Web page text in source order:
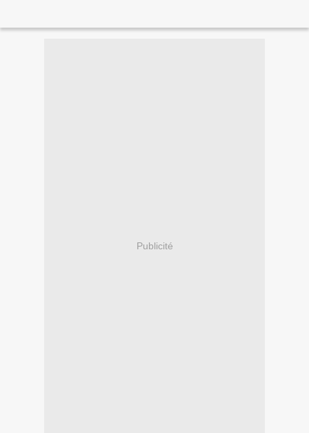
Publicité